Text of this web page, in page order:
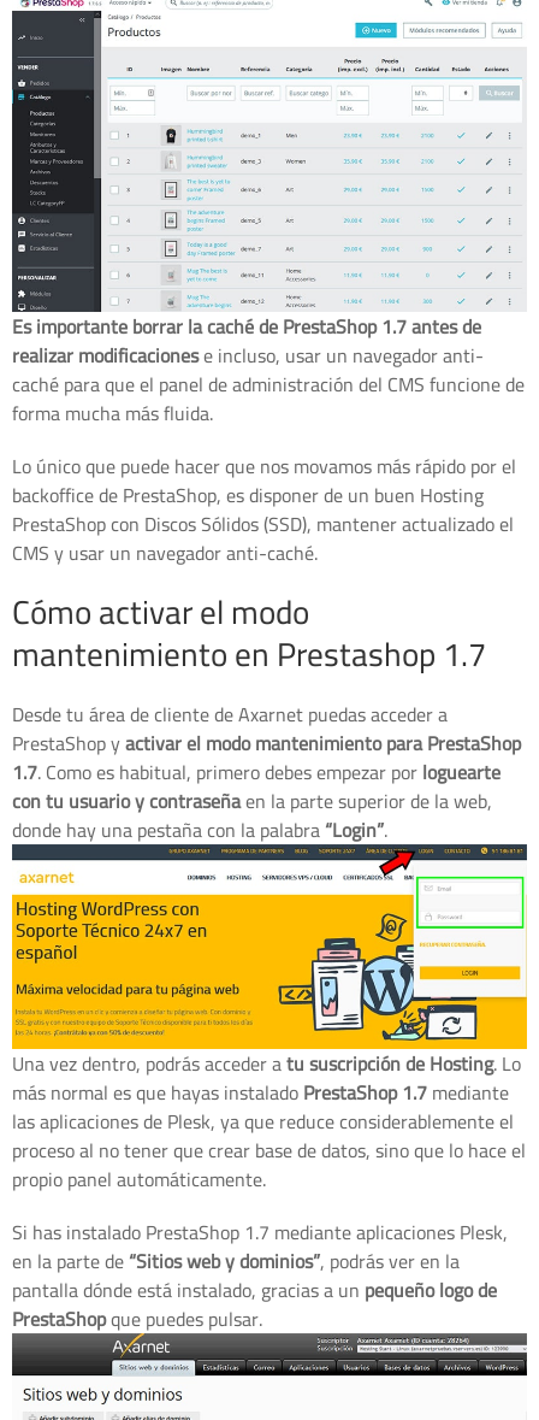
Es importante borrar la caché de PrestaShop 1.7 antes de
realizar modificacionese incluso, usar un navegador anti-
caché para que el panel de administración del CMS funcione de
forma mucha más fluida.
Lo único que puede hacer que nos movamos más rápido por el
backoffice de PrestaShop, es disponer de un buen Hosting
PrestaShop con Discos Sólidos (SSD), mantener actualizado el
CMS y usar un navegador anti-caché.
Cómo activar el modo
mantenimiento en Prestashop 1.7
Desde tu área de cliente de Axarnet puedas acceder a
PrestaShop yactivar el modo mantenimiento para PrestaShop
1.7. Como es habitual, primero debes empezar porloguearte
con tu usuario y contraseñaen la parte superior de la web,
donde hay una pestaña con la palabra“Login”.
Una vez dentro, podrás acceder atu suscripción de Hosting. Lo
más normal es que hayas instaladoPrestaShop 1.7mediante
las aplicaciones de Plesk, ya que reduce considerablemente el
proceso al no tener que crear base de datos, sino que lo hace el
propio panel automáticamente.
Si has instalado PrestaShop 1.7 mediante aplicaciones Plesk,
en la parte de“Sitios web y dominios”, podrás ver en la
pantalla dónde está instalado, gracias a un pequeño logo de
PrestaShopque puedes pulsar.